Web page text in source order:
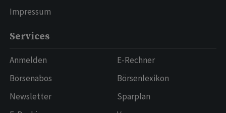
Impressum
Services
Anmelden
Börsenabos
Newsletter
E-Rechner
Börsenlexikon
Sparplan